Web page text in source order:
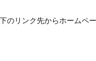
のリンク先からホームペー